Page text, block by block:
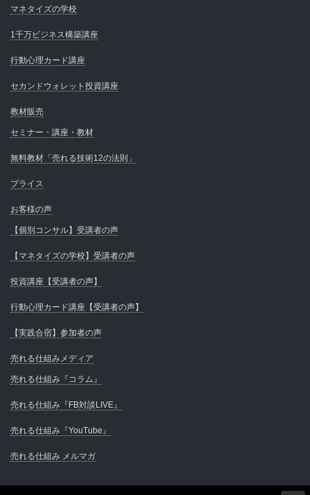
マネタイズの学校
1千万ビジネス構築講座
行動心理カード講座
セカンドウォレット投資講座
教材販売
セミナー・講座・教材
無料教材「売れる技術12の法則」
プライス
お客様の声
【個別コンサル】受講者の声
【マネタイズの学校】受講者の声
投資講座【受講者の声】
行動心理カード講座【受講者の声】
【実践合宿】参加者の声
売れる仕組みメディア
売れる仕組み『コラム』
売れる仕組み『FB対談LIVE』
売れる仕組み『YouTube』
売れる仕組み メルマガ